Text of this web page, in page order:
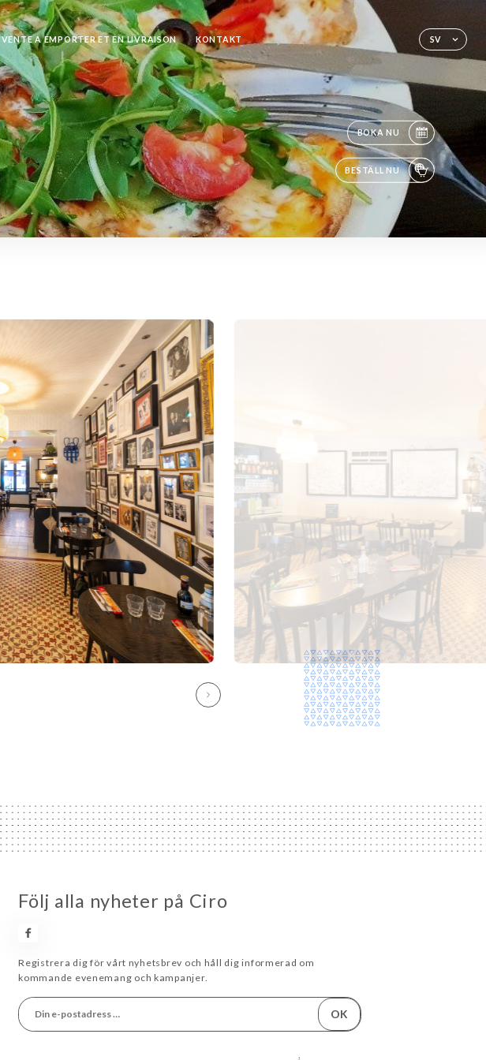
SV
VENTE A EMPORTER ET EN LIVRAISON KONTAKT
BOKA NU
BESTÄLL NU
Följ alla nyheter på Ciro
Registrera dig för vårt nyhetsbrev och håll dig informerad om
kommande evenemang och kampanjer.
OK